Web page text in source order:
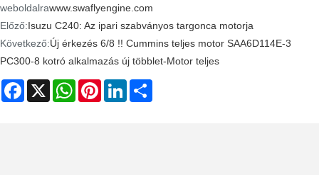
weboldalrawww.swaflyengine.com
Előző:Isuzu C240: Az ipari szabványos targonca motorja
Következő:Új érkezés 6/8 !! Cummins teljes motor SAA6D114E-3
PC300-8 kotró alkalmazás új többlet-Motor teljes
Facebook
X WhatsAppPinterestLinkedIn